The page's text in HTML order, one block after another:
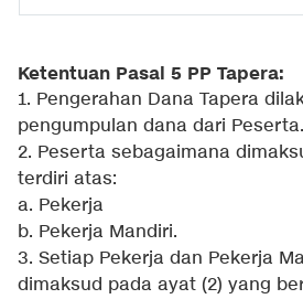
Ketentuan Pasal 5 PP Tapera:
1. Pengerahan Dana Tapera
pengumpulan dana dari Peserta.
2. Peserta sebagaimana
terdiri atas:
a. Pekerja
b. Pekerja Mandiri.
3. Setiap Pekerja dan Pekerja
dimaksud pada ayat (2) yang